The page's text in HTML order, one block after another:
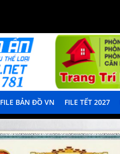
FILE BẢN ĐỒ VN FILE TẾT 2027